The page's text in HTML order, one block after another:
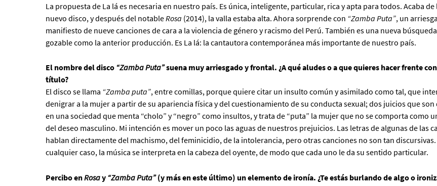
La propuesta de La lá es necesaria en nuestro país. Es única, inteligente, particular, rica y apta para todos. Acaba de
nuevo disco, y después del notableRosa (2014), la valla estaba alta. Ahora sorprende con “Zamba Puta”, un
manifiesto de nueve canciones de cara a la violencia de género y racismo del Perú. También es una nueva
gozable como la anterior producción. Es La lá: la cantautora contemporánea más importante de nuestro país.
El nombre del disco “Zamba Puta”suena muy arriesgado y frontal. ¿A qué aludes o a que quieres hacer frente
título?
El disco se llama “Zamba puta”, entre comillas, porque quiere citar un insulto común y asimilado como tal, que
denigrar a la mujer a partir de su apariencia física y del cuestionamiento de su conducta sexual; dos juicios que son
en una sociedad que menta “cholo” y “negro” como insultos, y trata de “puta” la mujer que no se comporta como
del deseo masculino. Mi intención es mover un poco las aguas de nuestros prejuicios. Las letras de algunas de las
hablan directamente del machismo, del feminicidio, de la intolerancia, pero otras canciones no son tan discursivas.
cualquier caso, la música se interpreta en la cabeza del oyente, de modo que cada uno le da su sentido particular.
Percibo enRosay “Zamba Puta”(y más en este último) un elemento de ironía. ¿Te estás burlando de algo o